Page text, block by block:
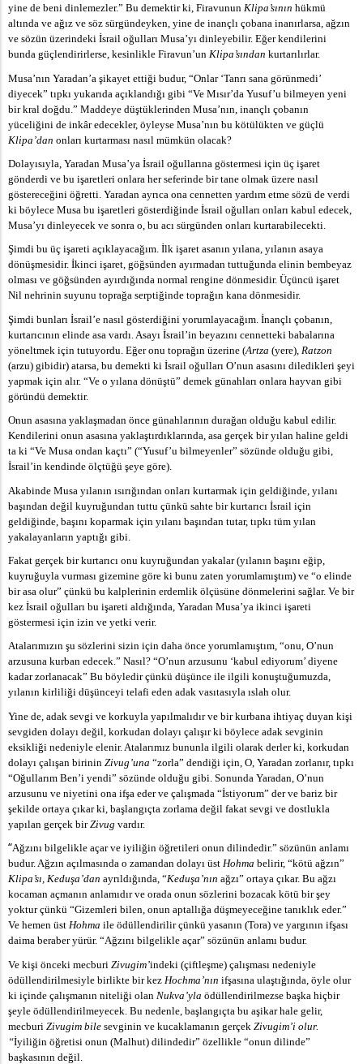
Amerika'da Kabala'yı İngilizce Olarak Yaymakla İlgili
Anlamları
yine de beni dinlemezler.” Bu demektir ki, Firavunun Klipa’sının hükmü
altında ve ağız ve söz sürgündeyken, yine de inançlı çobana inanırlarsa, ağzın
ve sözün üzerindeki İsrail oğulları Musa’yı dinleyebilir. Eğer kendilerini
bunda güçlendirirlerse, kesinlikle Firavun’un Klipa’sından kurtarılırlar.
Musa’nın Yaradan’a şikayet ettiği budur, “Onlar ‘Tanrı sana görünmedi’
diyecek” tıpkı yukarıda açıklandığı gibi “Ve Mısır’da Yusuf’u bilmeyen yeni
bir kral doğdu.” Maddeye düştüklerinden Musa’nın, inançlı çobanın
yüceliğini de inkâr edecekler, öyleyse Musa’nın bu kötülükten ve güçlü
Klipa’dan onları kurtarması nasıl mümkün olacak?
Dolayısıyla, Yaradan Musa’ya İsrail oğullarına göstermesi için üç işaret
gönderdi ve bu işaretleri onlara her seferinde bir tane olmak üzere nasıl
göstereceğini öğretti. Yaradan ayrıca ona cennetten yardım etme sözü de verdi
ki böylece Musa bu işaretleri gösterdiğinde İsrail oğulları onları kabul edecek,
Musa’yı dinleyecek ve sonra o, bu acı sürgünden onları kurtarabilecekti.
Şimdi bu üç işareti açıklayacağım. İlk işaret asanın yılana, yılanın asaya
dönüşmesidir. İkinci işaret, göğsünden ayırmadan tuttuğunda elinin bembeyaz
olması ve göğsünden ayırdığında normal rengine dönmesidir. Üçüncü işaret
Nil nehrinin suyunu toprağa serptiğinde toprağın kana dönmesidir.
Şimdi bunları İsrail’e nasıl gösterdiğini yorumlayacağım. İnançlı çobanın,
kurtarıcının elinde asa vardı. Asayı İsrail’in beyazını cennetteki babalarına
yöneltmek için tutuyordu. Eğer onu toprağın üzerine (Artza (yere), Ratzon
(arzu) gibidir) atarsa, bu demekti ki İsrail oğulları O’nun asasını diledikleri şeyi
yapmak için alır. “Ve o yılana dönüştü” demek günahları onlara hayvan gibi
göründü demektir.
Onun asasına yaklaşmadan önce günahlarının durağan olduğu kabul edilir.
Kendilerini onun asasına yaklaştırdıklarında, asa gerçek bir yılan haline geldi
ta ki “Ve Musa ondan kaçtı” (“Yusuf’u bilmeyenler” sözünde olduğu gibi,
İsrail’in kendinde ölçtüğü şeye göre).
Akabinde Musa yılanın ısırığından onları kurtarmak için geldiğinde, yılanı
başından değil kuyruğundan tuttu çünkü sahte bir kurtarıcı İsrail için
geldiğinde, başını koparmak için yılanı başından tutar, tıpkı tüm yılan
yakalayanların yaptığı gibi.
Fakat gerçek bir kurtarıcı onu kuyruğundan yakalar (yılanın başını eğip,
kuyruğuyla vurması gizemine göre ki bunu zaten yorumlamıştım) ve “o elinde
bir asa olur” çünkü bu kalplerinin erdemlik ölçüsüne dönmelerini sağlar. Ve bir
kez İsrail oğulları bu işareti aldığında, Yaradan Musa’ya ikinci işareti
göstermesi için izin ve yetki verir.
Atalarımızın şu sözlerini sizin için daha önce yorumlamıştım, “onu, O’nun
arzusuna kurban edecek.” Nasıl? “O’nun arzusunu ‘kabul ediyorum’ diyene
kadar zorlanacak” Bu böyledir çünkü düşünce ile ilgili konuştuğumuzda,
yılanın kirliliği düşünceyi telafi eden adak vasıtasıyla ıslah olur.
Yine de, adak sevgi ve korkuyla yapılmalıdır ve bir kurbana ihtiyaç duyan kişi
sevgiden dolayı değil, korkudan dolayı çalışır ki böylece adak sevginin
eksikliği nedeniyle elenir. Atalarımız bununla ilgili olarak derler ki, korkudan
dolayı çalışan birinin Zivug’una “zorla” dendiği için, O, Yaradan zorlanır, tıpkı
“Oğullarım Ben’i yendi” sözünde olduğu gibi. Sonunda Yaradan, O’nun
arzusunu ve niyetini ona ifşa eder ve çalışmada “İstiyorum” der ve bariz bir
şekilde ortaya çıkar ki, başlangıçta zorlama değil fakat sevgi ve dostlukla
yapılan gerçek birZivug vardır.
“Ağzını bilgelikle açar ve iyiliğin öğretileri onun dilindedir.” sözünün anlamı
budur. Ağzın açılmasında o zamandan dolayı üst Hohma belirir, “kötü ağzın”
Klipa’sı, Keduşa’dan ayrıldığında, “Keduşa’nın ağzı” ortaya çıkar. Bu ağzı
kocaman açmanın anlamıdır ve orada onun sözlerini bozacak kötü bir şey
yoktur çünkü “Gizemleri bilen, onun aptallığa düşmeyeceğine tanıklık eder.”
Ve hemen üst Hohma ile ödüllendirilir çünkü yasanın (Tora) ve yargının ifşası
daima beraber yürür. “Ağzını bilgelikle açar” sözünün anlamı budur.
Ve kişi önceki mecburi Zivugim’indeki (çiftleşme) çalışması nedeniyle
ödüllendirilmesiyle birlikte bir kez Hochma’nın ifşasına ulaştığında, öyle olur
ki içinde çalışmanın niteliği olan Nukva’yla ödüllendirilmezse başka hiçbir
şeyle ödüllendirilmeyecek. Bu nedenle, başlangıçta bu aşikar hale gelir,
mecburi Zivugim bile sevginin ve kucaklamanın gerçek Zivugim’i olur.
“İyiliğin öğretisi onun (Malhut) dilindedir” özellikle “onun dilinde”
başkasının değil.